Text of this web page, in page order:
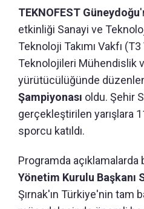
TEKNOFEST Güneydoğu
etkinliği Sanayi ve
Teknoloji Takımı Vakfı
Teknolojileri Mühendislik
yürütücülüğünde
Şampiyonası oldu. Şehir
gerçekleştirilen yarışlara
sporcu katıldı.
Programda açıklamalarda
Yönetim Kurulu Başkanı
Şırnak'ın Türkiye'nin tam